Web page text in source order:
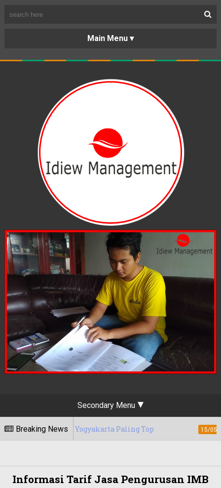
BERANDA
PORTOFOLIO
KARIR
KERJASAMA
LAYANAN
Secondary Menu
Breaking News
Yogyakarta Paling Top 15/05/2020 Berapa
Informasi Tarif Jasa Pengurusan IMB